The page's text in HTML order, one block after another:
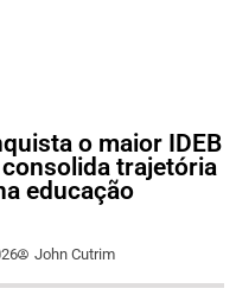
o maior IDEB
trajetória
educação
John Cutrim